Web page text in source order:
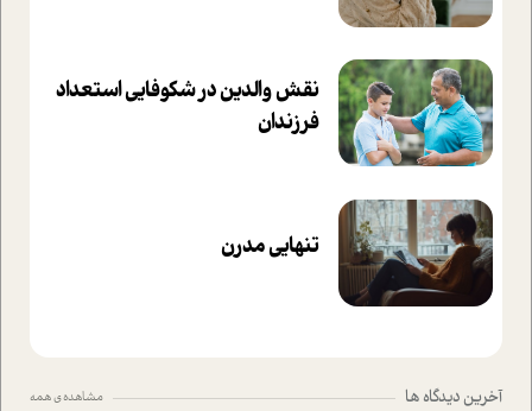
نقش والدین در شکوفا‌یی ا‌ستعداد
فرزندان‌
تنهایی مدرن
آخرین دیدگاه ها مشاهده ی همه